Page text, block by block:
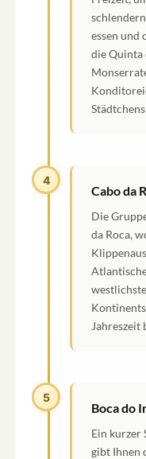
essen und
die Quinta
4
Cabo da
Die
da Roca,
Jahreszeit
5
Boca do
Ein kurzer
gibt Ihnen